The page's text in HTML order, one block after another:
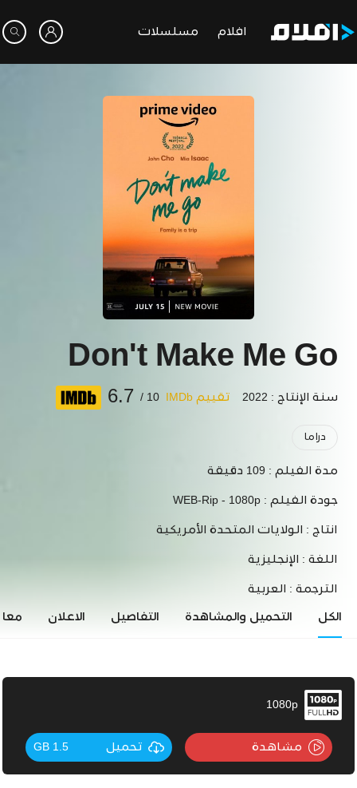
افلام مسلسلات
Don't Make Me Go
سنة الإنتاج : 2022 تقييم IMDb 10 /
6.7
دراما
مدة الفيلم : 109 دقيقة
جودة الفيلم : WEB-Rip - 1080p
انتاج : الولايات المتحدة الأمريكية
اللغة : الإنجليزية
الترجمة : العربية
الكل التحميل والمشاهدة التفاصيل الاعلان
1080p
مشاهدة تحميل 1.5 GB